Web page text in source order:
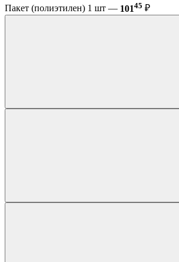
Пакет (полиэтилен) 1 шт — 10145 ₽